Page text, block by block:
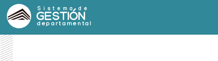
Sistema de
GESTIÓN
departamental